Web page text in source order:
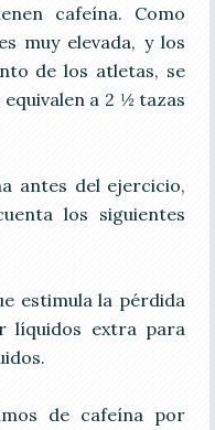
cafeína. Como
muy elevada, y los
de los atletas, se
a 2 ½ tazas
antes del ejercicio,
los siguientes
estimula la pérdida
líquidos extra para
de cafeína por